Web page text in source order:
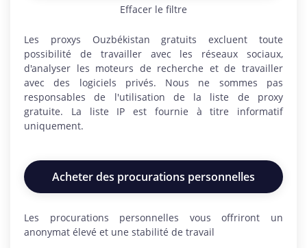
Effacer le filtre
Les proxys Ouzbékistan
gratuits excluent toute
possibilité de travailler avec les réseaux sociaux,
d'analyser les moteurs de recherche et de travailler
avec des logiciels privés. Nous ne sommes pas
responsables de l'utilisation de la liste de proxy
gratuite. La liste IP est fournie à titre informatif
uniquement.
Acheter des procurations personnelles
Les procurations personnelles vous offriront un
anonymat élevé et une stabilité de travail